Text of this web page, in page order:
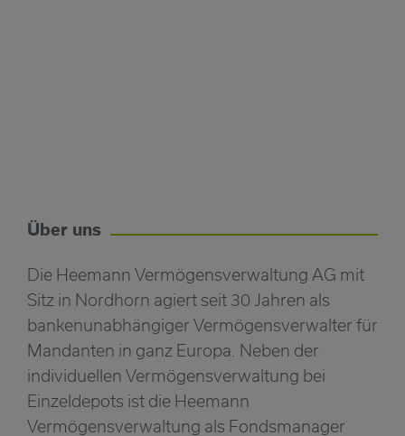
Über uns
Die Heemann Vermögensverwaltung AG mit
Sitz in Nordhorn agiert seit 30 Jahren als
bankenunabhängiger Vermögensverwalter für
Mandanten in ganz Europa. Neben der
individuellen Vermögensverwaltung bei
Einzeldepots ist die Heemann
Vermögensverwaltung als Fondsmanager